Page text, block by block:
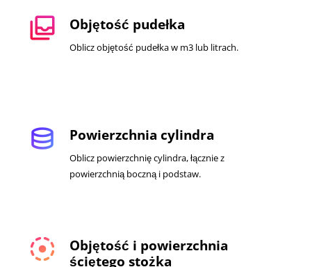
all_inbox Objętość pudełka
Oblicz objętość pudełka w m3 lub litrach.
database Powierzchnia cylindra
Oblicz powierzchnię cylindra, łącznie z
powierzchnią boczną i podstaw.
filter_tilt_shift
Objętość i powierzchnia
ściętego stożka